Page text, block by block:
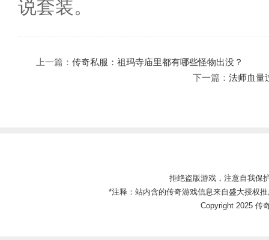
说套装。
上一篇： 传奇私服：祖玛寺庙里都有哪些怪物出没？
下一篇： 法师血量
拒绝盗版游戏，注意自我保
*注释：站内含的传奇游戏信息来自盛大授权
Copyright 2025 传